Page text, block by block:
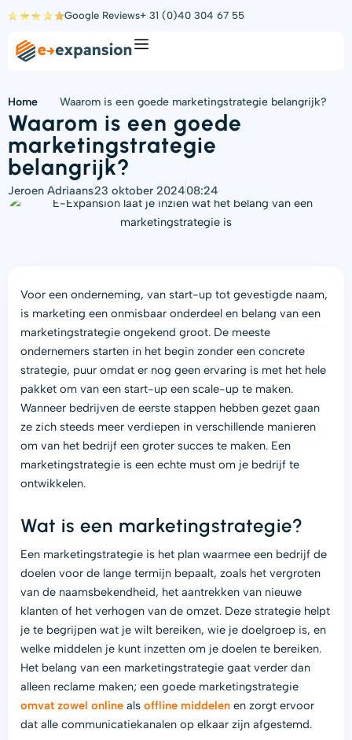
Ga
inhoud
Google Reviews+ 31 (0)40 304 67 55
Home Waarom is een goede marketingstrategie belangrijk?
Waarom is een goede
marketingstrategie
belangrijk?
Jeroen Adriaans23 oktober 202408:24
Voor een onderneming, van start-up tot gevestigde naam,
is marketing een onmisbaar onderdeel en belang van een
marketingstrategie ongekend groot. De meeste
ondernemers starten in het begin zonder een concrete
strategie, puur omdat er nog geen ervaring is met het hele
pakket om van een start-up een scale-up te maken.
Wanneer bedrijven de eerste stappen hebben gezet gaan
ze zich steeds meer verdiepen in verschillende manieren
om van het bedrijf een groter succes te maken. Een
marketingstrategie is een echte must om je bedrijf te
ontwikkelen.
Wat is een marketingstrategie?
Een marketingstrategie is het plan waarmee een bedrijf de
doelen voor de lange termijn bepaalt, zoals het vergroten
van de naamsbekendheid, het aantrekken van nieuwe
klanten of het verhogen van de omzet. Deze strategie helpt
je te begrijpen wat je wilt bereiken, wie je doelgroep is, en
welke middelen je kunt inzetten om je doelen te bereiken.
Het belang van een marketingstrategie gaat verder dan
alleen reclame maken; een goede marketingstrategie
omvat zowel online als offline middelen en zorgt ervoor
dat alle communicatiekanalen op elkaar zijn afgestemd.